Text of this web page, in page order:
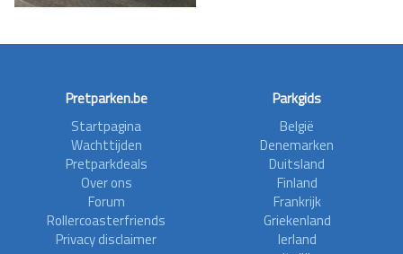
Pretparken.be
Startpagina
Wachttijden
Pretparkdeals
Over ons
Forum
Rollercoasterfriends
Privacy disclaimer
Parkgids
België
Denemarken
Duitsland
Finland
Frankrijk
Griekenland
Ierland